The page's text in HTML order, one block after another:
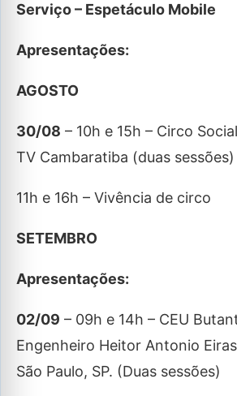
Serviço – Espetáculo Mobile
Apresentações:
AGOSTO
30/08 – 10h e 15h – Circo
TV Cambaratiba (duas sessões)
11h e 16h – Vivência de circo
SETEMBRO
Apresentações:
02/09 – 09h e 14h – CEU
Engenheiro Heitor Antonio
São Paulo, SP. (Duas sessões)